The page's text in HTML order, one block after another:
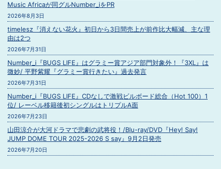
Music Africaが同グルNumber_iをPR
2026年8月3日
timelesz『消えない花火』初日から3日間売上が前作比大幅減、主な理
由は2つ
2026年7月31日
Number_i『BUGS LIFE』はグラミー賞アジア部門対象外！『3XL』は
微妙/ 平野紫耀『グラミー賞行きたい』過去発言
2026年7月31日
Number_i『BUGS LIFE』CDなしで激戦ビルボード総合（Hot 100）1
位/ レーベル移籍後初シングルはトリプルA面
2026年7月23日
山田涼介が大河ドラマで悲劇の武将役！/Blu-ray/DVD『Hey! Say!
JUMP DOME TOUR 2025-2026 S say』9月2日発売
2026年7月20日